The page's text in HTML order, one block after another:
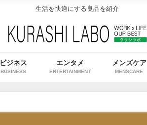
生活を快適にする良品を紹介
ビジネス
BUSINESS
エンタメ
ENTERTAINMENT
メンズケア
MENSCARE